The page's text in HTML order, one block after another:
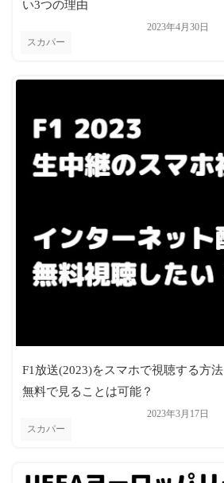
スカパー
2023年4月30日
い3つの理由
スカパー
2023年3月17日
F1放送(2023)をスマホで視聴する方
無料で見ることは可能？